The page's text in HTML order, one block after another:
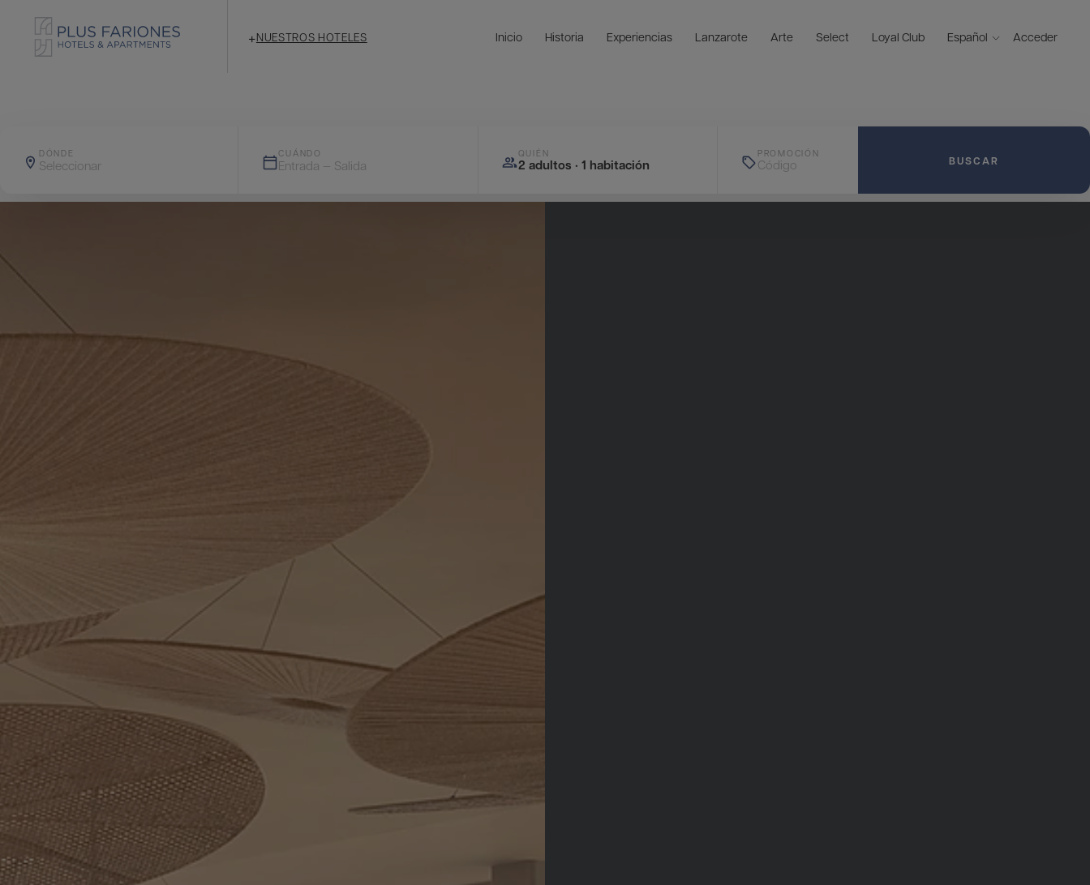
+NUESTROS HOTELES Inicio Historia Experiencias Lanzarote Arte Select Loyal Club Español Acceder
DÓNDE
Seleccionar
CUÁNDO
Entrada — Salida
QUIÉN
2 adultos · 1 habitación
PROMOCIÓN BUSCAR